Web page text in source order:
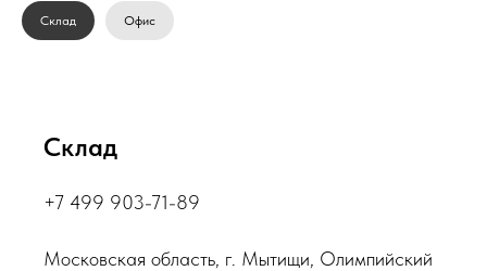
Склад Офис
Склад
+7 499 903-71-89
Московская область, г. Мытищи, Олимпийский